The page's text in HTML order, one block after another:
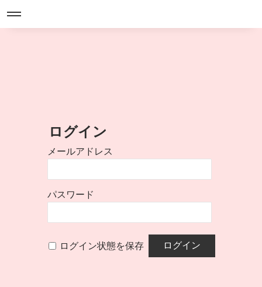
ログイン
メールアドレス
パスワード
ログイン状態を保存